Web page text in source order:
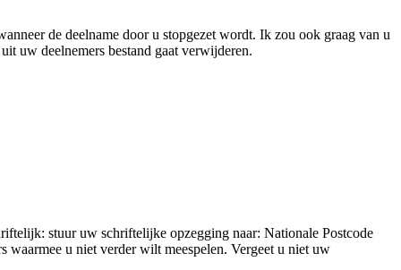
de deelname door u stopgezet wordt. Ik zou ook graag van u
uw deelnemers bestand gaat verwijderen.
stuur uw schriftelijke opzegging naar: Nationale Postcode
u niet verder wilt meespelen. Vergeet u niet uw